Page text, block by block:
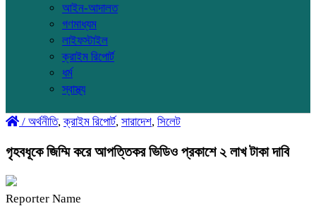
আইন-আদালত
গণমাধ্যম
লাইফস্টাইল
ক্রাইম রিপোর্ট
ধর্ম
স্বাস্থ্য
/ অর্থনীতি,ক্রাইম রিপোর্ট, সারাদেশ, সিলেট
গৃহবধূকে জিম্মি করে আপত্তিকর ভিডিও প্রকাশে ২ লাখ টাকা দাবি
Reporter Name